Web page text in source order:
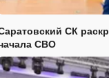
СК
СВО